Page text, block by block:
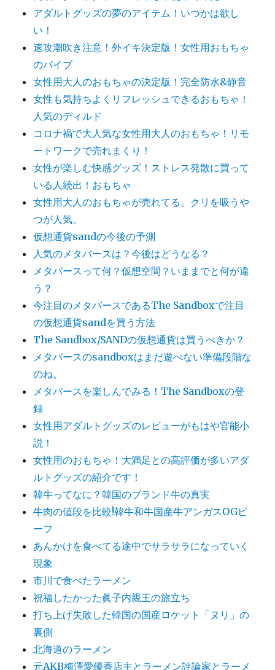
アダルトグッズの夢のアイテム！いつかは欲し
い！
速攻潮吹き注意！外イキ決定版！女性用おもちゃ
のバイブ
女性用大人のおもちゃの決定版！完全防水&静音
女性も気持ちよくリフレッシュできるおもちゃ！
人気のディルド
コロナ禍で大人気な女性用大人のおもちゃ！リモ
ートワークで売れまくり！
女性が楽しむ快感グッズ！ストレス発散に買って
いる人続出！おもちゃ
女性用大人のおもちゃが売れてる。クリを吸うや
つが人気。
仮想通貨sandの今後の予測
人気のメタバースは？今後はどうなる？
メタバースって何？仮想空間？いままでと何が違
う？
今注目のメタバースであるThe Sandboxで注目
の仮想通貨sandを買う方法
The Sandbox/SANDの仮想通貨は買うべきか？
メタバースのsandboxはまだ遊べない準備段階な
のね。
メタバースを楽しんでみる！The Sandboxの登
録
女性用アダルトグッズのレビューがもはや官能小
説！
女性用のおもちゃ！大満足との高評価が多いアダ
ルトグッズの紹介です！
韓牛ってなに？韓国のブランド牛の真実
牛肉の値段を比較!韓牛和牛国産牛アンガスOGビ
ーフ
あんかけを食べてる途中でサラサラになっていく
現象
市川で食べたラーメン
祝福したかった眞子内親王の旅立ち
打ち上げ失敗した韓国の国産ロケット「ヌリ」の
裏側
北海道のラーメン
元AKB梅澤愛優香店主とラーメン評論家とラーメ